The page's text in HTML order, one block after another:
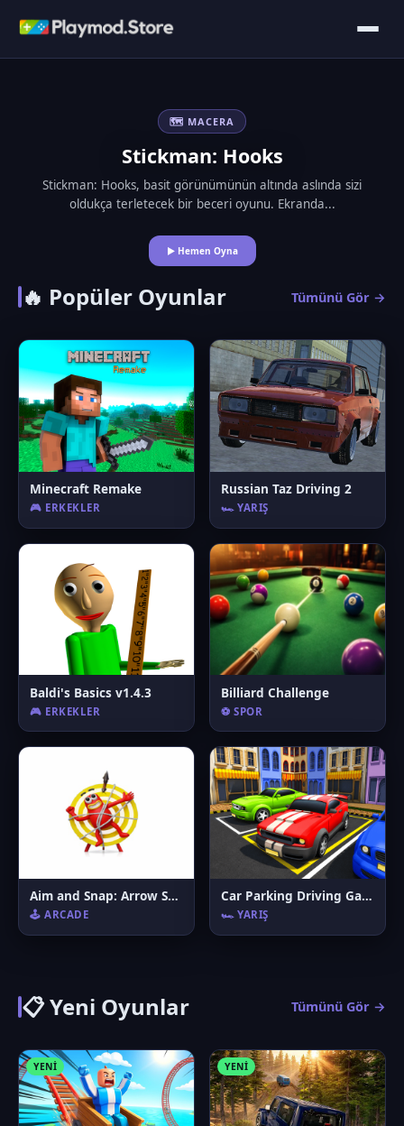
🗺️ MACERA
Stickman: Hooks
Stickman: Hooks, basit görünümünün altında aslında sizi
oldukça terletecek bir beceri oyunu. Ekranda...
▶ Hemen Oyna
🔥 Popüler Oyunlar Tümünü Gör →
Minecraft Remake
🎮 ERKEKLER
Russian Taz Driving 2
🏎️ YARIŞ
Baldi's Basics v1.4.3
🎮 ERKEKLER
Billiard Challenge
⚽ SPOR
Aim and Snap: Arrow Srike
🕹️ ARCADE
Car Parking Driving Game
🏎️ YARIŞ
📋 Yeni Oyunlar Tümünü Gör →
YENI YENI